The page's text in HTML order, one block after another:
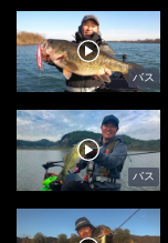
バス
バス